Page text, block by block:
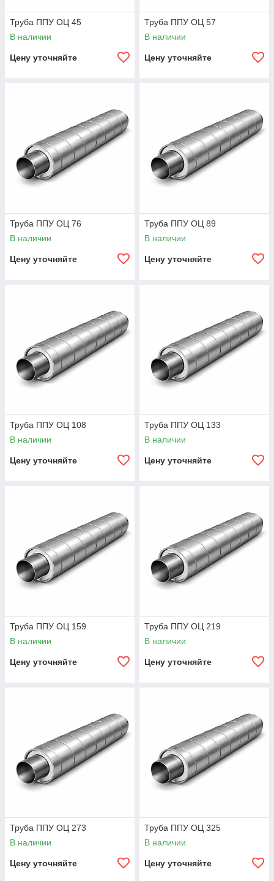
Труба ППУ ОЦ 45
В наличии
Цену уточняйте
Труба ППУ ОЦ 57
В наличии
Цену уточняйте
Труба ППУ ОЦ 76
В наличии
Цену уточняйте
Труба ППУ ОЦ 89
В наличии
Цену уточняйте
Труба ППУ ОЦ 108
В наличии
Цену уточняйте
Труба ППУ ОЦ 133
В наличии
Цену уточняйте
Труба ППУ ОЦ 159
В наличии
Цену уточняйте
Труба ППУ ОЦ 219
В наличии
Цену уточняйте
Труба ППУ ОЦ 273
В наличии
Цену уточняйте
Труба ППУ ОЦ 325
В наличии
Цену уточняйте